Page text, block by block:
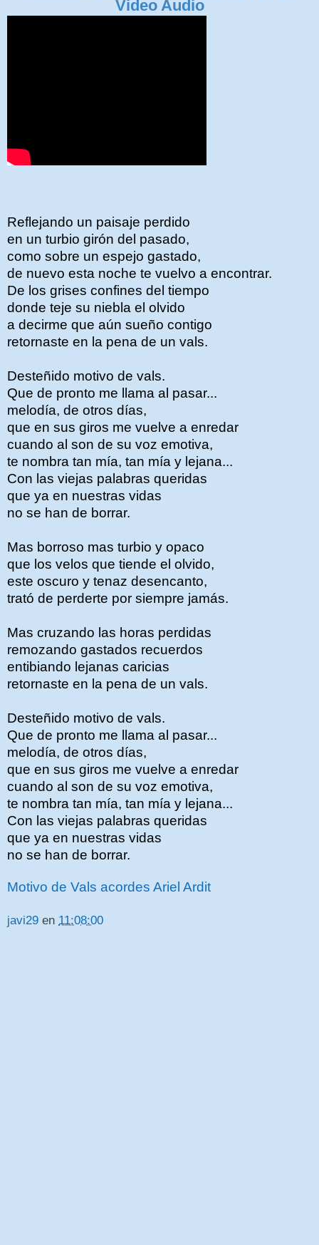
Video Audio
Reflejando un paisaje perdido
en un turbio girón del pasado,
como sobre un espejo gastado,
de nuevo esta noche te vuelvo a encontrar.
De los grises confines del tiempo
donde teje su niebla el olvido
a decirme que aún sueño contigo
retornaste en la pena de un vals.
Desteñido motivo de vals.
Que de pronto me llama al pasar...
melodía, de otros días,
que en sus giros me vuelve a enredar
cuando al son de su voz emotiva,
te nombra tan mía, tan mía y lejana...
Con las viejas palabras queridas
que ya en nuestras vidas
no se han de borrar.
Mas borroso mas turbio y opaco
que los velos que tiende el olvido,
este oscuro y tenaz desencanto,
trató de perderte por siempre jamás.
Mas cruzando las horas perdidas
remozando gastados recuerdos
entibiando lejanas caricias
retornaste en la pena de un vals.
Desteñido motivo de vals.
Que de pronto me llama al pasar...
melodía, de otros días,
que en sus giros me vuelve a enredar
cuando al son de su voz emotiva,
te nombra tan mía, tan mía y lejana...
Con las viejas palabras queridas
que ya en nuestras vidas
no se han de borrar.
Motivo de Vals acordes Ariel Ardit
javi29 en 11:08:00